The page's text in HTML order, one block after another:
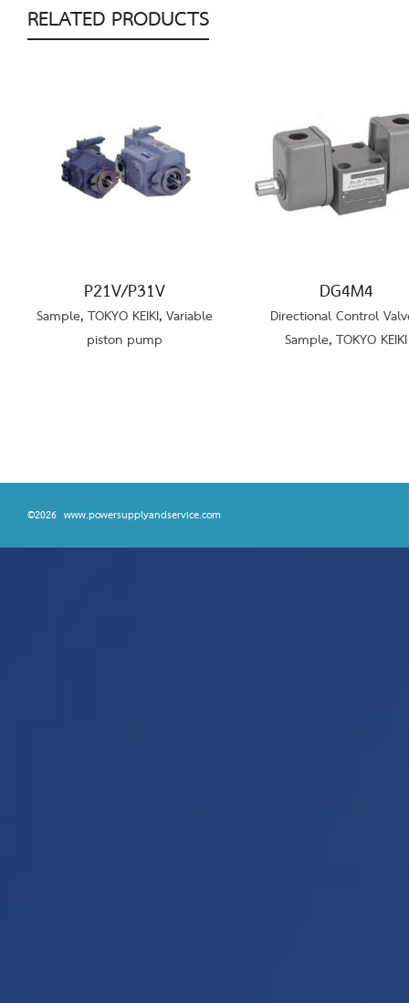
RELATED PRODUCTS
P21V/P31V
Sample,TOKYO KEIKI,Variable
piston pump
DG4M4
Directional Control
Sample,TOKYO KEIKI
©2026 www.powersupplyandservice.com